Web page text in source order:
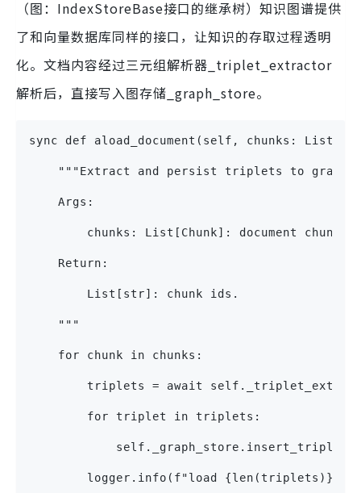
（图：IndexStoreBase接口的继承树）知识图谱提供
了和向量数据库同样的接口，让知识的存取过程透明
化。文档内容经过三元组解析器_triplet_extractor
解析后，直接写入图存储_graph_store。
sync def aload_document(self, chunks:
"""Extract and persist triplets to graph
    Args:
        chunks: List[Chunk]: document chunks.
    Return:
        List[str]: chunk ids.
    """
    for chunk in chunks:
triplets = await
        for triplet in triplets:
logger.info(f"load {len(triplets)}